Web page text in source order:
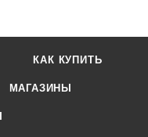
КАК КУПИТЬ
МАГАЗИНЫ